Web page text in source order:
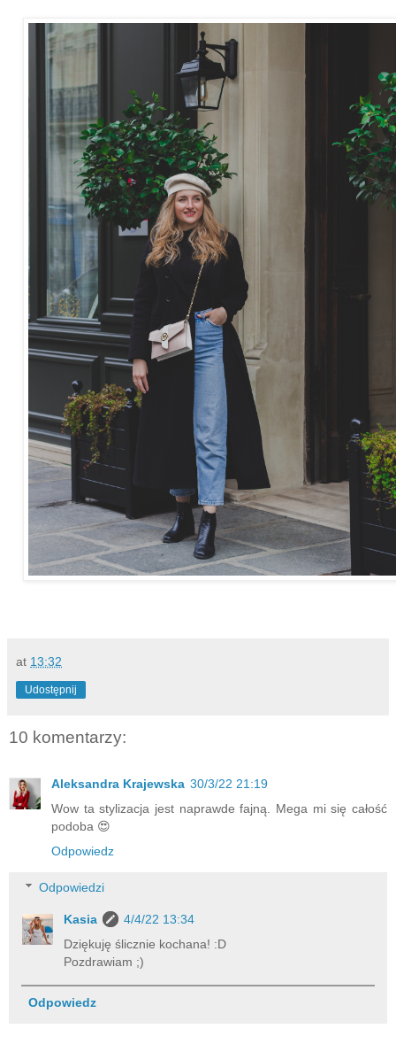
at 13:32
Udostępnij
10 komentarzy:
Aleksandra Krajewska 30/3/22 21:19
Wow ta stylizacja jest naprawde fajną. Mega mi się całość
podoba 😍
Odpowiedz
Odpowiedzi
Kasia
4/4/22 13:34
Dziękuję ślicznie kochana! :D
Pozdrawiam ;)
Odpowiedz